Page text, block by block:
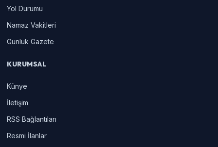
Yol Durumu
Namaz Vakitleri
Gunluk Gazete
KURUMSAL
Künye
İletişim
RSS Bağlantıları
Resmi İlanlar